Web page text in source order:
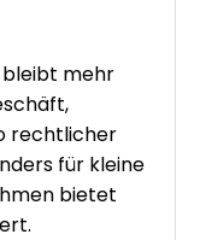
mehr
rechtlicher
für kleine
bietet